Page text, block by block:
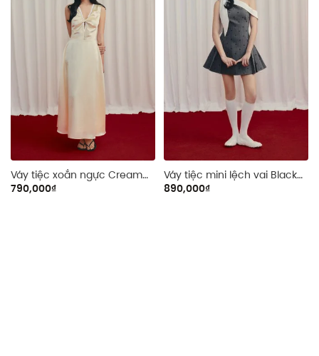
Váy tiệc xoắn ngực Cream
Silky Twisted Dress
790,000₫
Váy tiệc mini lệch vai Black
Bowy One Shoulder Mini
890,000₫